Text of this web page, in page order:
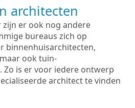
architecten
er ook nog andere
bureaus zich op
binnenhuisarchitecten,
ook tuin-
Zo is er voor iedere ontwerp
architect te vinden